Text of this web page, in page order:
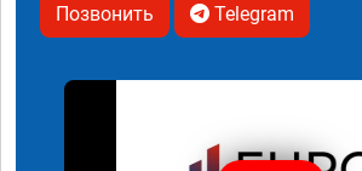
Позвонить Telegram